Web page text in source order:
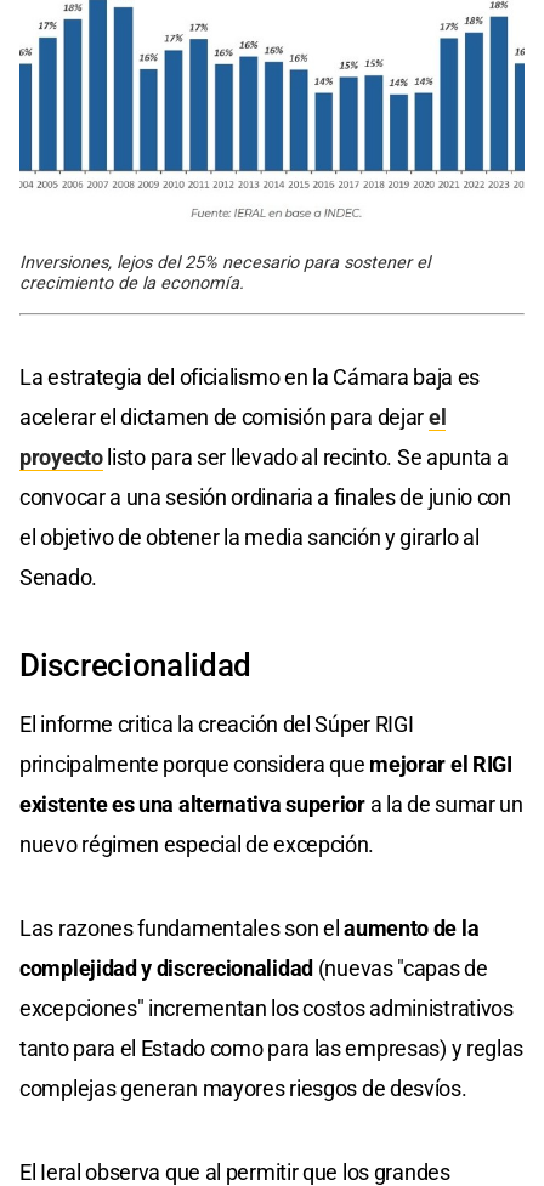
Inversiones, lejos del 25% necesario para sostener el
crecimiento de la economía.
La estrategia del oficialismo en la Cámara baja es
acelerar el dictamen de comisión para dejarel
proyectolisto para ser llevado al recinto. Se apunta a
convocar a una sesión ordinaria a finales de junio con
el objetivo de obtener la media sanción y girarlo al
Senado.
Discrecionalidad
El informe critica la creación del Súper RIGI
principalmente porque considera que mejorar el RIGI
existente es una alternativa superiora la de sumar un
nuevo régimen especial de excepción.
Las razones fundamentales son elaumento de la
complejidad y discrecionalidad (nuevas "capas de
excepciones" incrementan los costos administrativos
tanto para el Estado como para las empresas) y reglas
complejas generan mayores riesgos de desvíos.
El Ieral observa que al permitir que los grandes